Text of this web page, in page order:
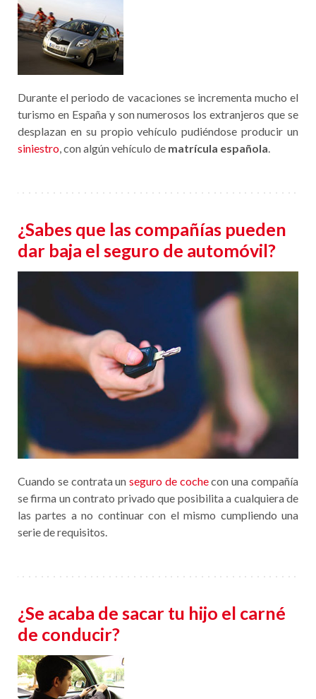
Durante el periodo de vacaciones se incrementa mucho el
turismo en España y son numerosos los extranjeros que se
desplazan en su propio vehículo pudiéndose producir un
siniestro , con algún vehículo de matrícula española
¿Sabes que las compañías pueden
dar baja el seguro de automóvil?
Cuando se contrata unseguro de cochecon una compañía
se firma un contrato privado que posibilita a cualquiera de
las partes a no continuar con el mismo cumpliendo una
serie de requisitos.
¿Se acaba de sacar tu hijo el carné
de conducir?